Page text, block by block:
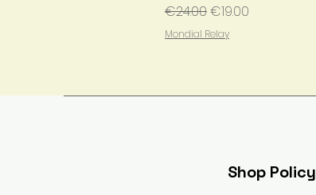
Regular Price
€24.00Sale Price
€19.00
Mondial Relay
Shop Policy